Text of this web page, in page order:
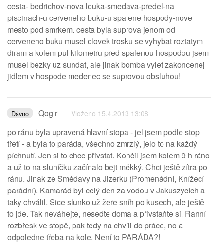
cesta- bedrichov-nova louka-smedava-predel-na
piscinach-u cerveneho buku-u spalene hospody-nove
mesto pod smrkem. cesta byla suprova jenom od
cerveneho buku musel clovek trosku se vyhybat roztatym
diram a kolem pul kilometru pred spalenou hospodou jsem
musel bezky uz sundat, ale jinak bomba vylet zakoncenej
jidlem v hospode medenec se suprovou obsluhou!
Dávno Qogir Vloženo 15.4.2013 13:08
po ránu byla upravená hlavní stopa - jel jsem podle stop
třetí - a byla to paráda, všechno zmrzlý, jelo to na každý
píchnutí. Jen si to chce přivstat. Končil jsem kolem 9 h ráno
a už to na sluníčku začínalo bejt měkký. Chci ještě zítra po
ránu. Jinak ze Smědavy na Jizerku (Promenádní, Knížecí
parádní). Kamarád byl celý den za vodou v Jakuszycích a
taky chválil. Sice slunko už žere sníh po kusech, ale ještě
to jde. Tak neváhejte, neseďte doma a přivstaňte si. Ranní
rozbřesk ve stopě, pak tedy na chvíli do práce, no a
odpoledne třeba na kole. Není to PARÁDA?!